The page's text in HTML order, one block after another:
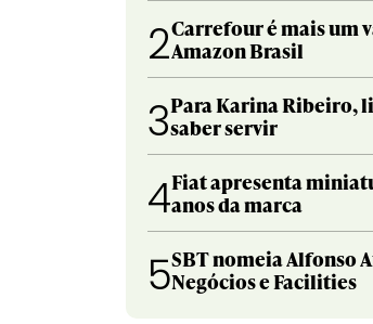
2Carrefour é mais um
Amazon Brasil
3Para Karina Ribeiro,
saber servir
4Fiat apresenta
anos da marca
5SBT nomeia Alfonso
Negócios e Facilities